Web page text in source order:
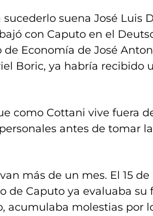
suena José Luis
con Caputo en el
Economía de José
Boric, ya habría recibido
como Cottani vive fuera
antes de tomar
más de un mes. El 15 de
de Caputo ya evaluaba su
acumulaba molestias por